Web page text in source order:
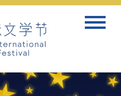
Toggle